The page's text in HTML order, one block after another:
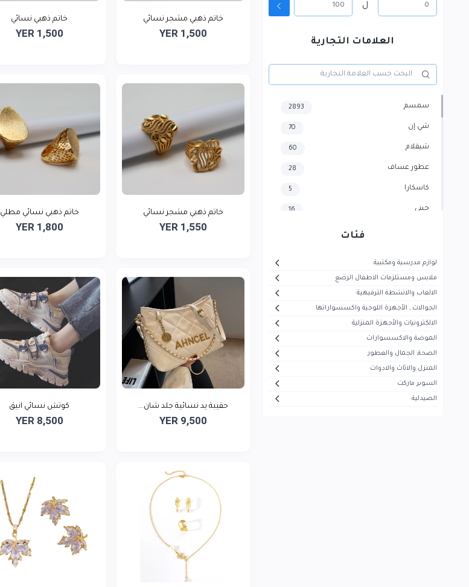
ل
العلامات التجارية
سمسم 2893
شي إن 70
شيقلام 60
عطور عساف 28
كاسكارا 5
جيني 16
هاير
ميديا
ماجستي
تيفال
سوني
فئات
لوازم مدرسية ومكتبية
ملابس ومستلزمات الاطفال الرضع
الالعاب والانشطة الترفيهية
الجوالات , الأجهزة اللوحية واكسسواراتها
الالكترونيات والأجهزة المنزلية
الموضة والاكسسوارات
الصحة, الجمال والعطور
المنزل والاثاث والادوات
السوبر ماركت
الصيدلية
خاتم ذهبي مشجر نسائي
YER 1,500
خاتم ذهبي نسائي
YER 1,500
خاتم ذهبي مشجر نسائي
YER 1,550
خاتم ذهبي نسائي مطلي
YER 1,800
حقيبة يد نسائية جلد شان...
YER 9,500
كوتش نسائي انيق
YER 8,500